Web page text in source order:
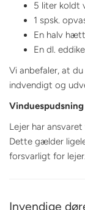
5 liter koldt
1 spsk.
En halv
En dl.
Vi anbefaler, at
indvendigt og
Vinduespudsning
Lejer har
Dette gælder
forsvarligt for lejer.
Invendige